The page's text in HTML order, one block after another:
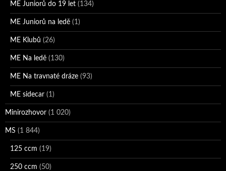
ME Juniorů do 19 let (134)
ME Juniorů na ledě (1)
ME Klubů (26)
ME Na ledě (130)
ME Na travnaté dráze (93)
ME sidecar (1)
Minirozhovor (1 020)
MS (1 844)
125 ccm (19)
250 ccm (50)